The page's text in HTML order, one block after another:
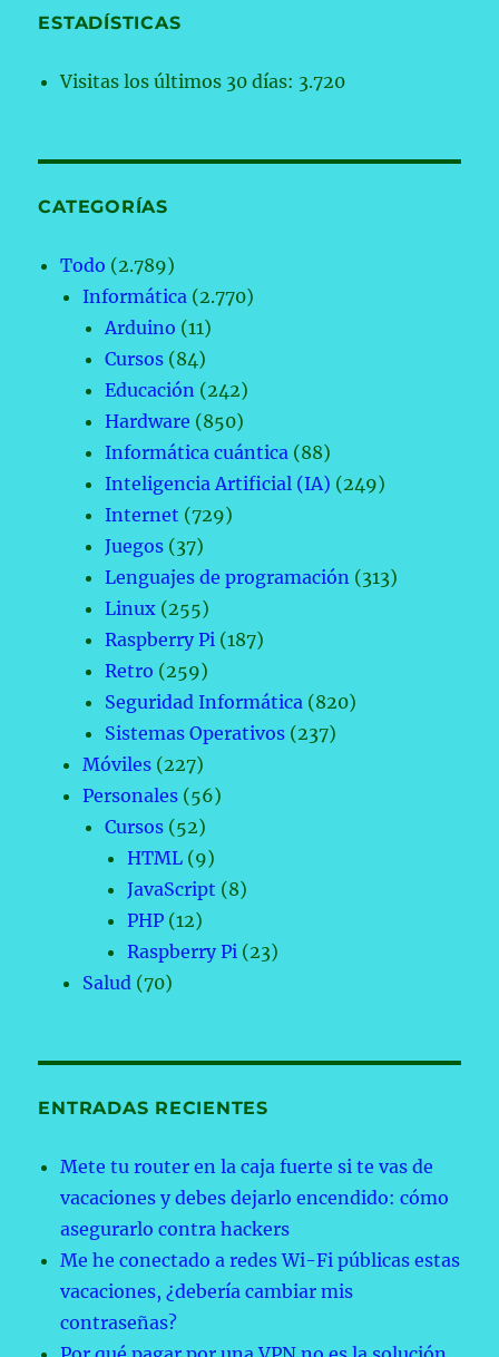
ESTADÍSTICAS
Visitas los últimos 30 días: 3.720
CATEGORÍAS
Todo (2.789)
Informática (2.770)
Arduino (11)
Cursos (84)
Educación (242)
Hardware (850)
Informática cuántica (88)
Inteligencia Artificial (IA) (249)
Internet (729)
Juegos (37)
Lenguajes de programación (313)
Linux (255)
Raspberry Pi (187)
Retro (259)
Seguridad Informática (820)
Sistemas Operativos (237)
Móviles (227)
Personales (56)
Cursos (52)
HTML (9)
JavaScript (8)
PHP (12)
Raspberry Pi (23)
Salud (70)
ENTRADAS RECIENTES
Mete tu router en la caja fuerte si te vas de
vacaciones y debes dejarlo encendido: cómo
asegurarlo contra hackers
Me he conectado a redes Wi-Fi públicas estas
vacaciones, ¿debería cambiar mis
contraseñas?